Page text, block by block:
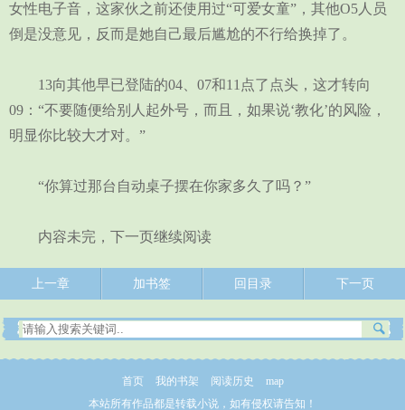
女性电子音，这家伙之前还使用过“可爱女童”，其他O5人员
倒是没意见，反而是她自己最后尴尬的不行给换掉了。
13向其他早已登陆的04、07和11点了点头，这才转向
09：“不要随便给别人起外号，而且，如果说‘教化’的风险，
明显你比较大才对。”
“你算过那台自动桌子摆在你家多久了吗？”
内容未完，下一页继续阅读
上一章 加书签 回目录 下一页
首页 我的书架 阅读历史
map
本站所有作品都是转载小说，如有侵权请告知！